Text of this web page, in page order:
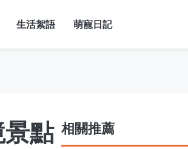
生活絮語 萌寵日記
點 相關推薦